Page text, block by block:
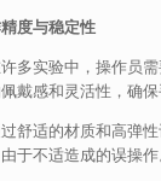
度与稳定性
多实验中，操作员
戴感和灵活性，确
舒适的材质和高弹
于不适造成的误操作